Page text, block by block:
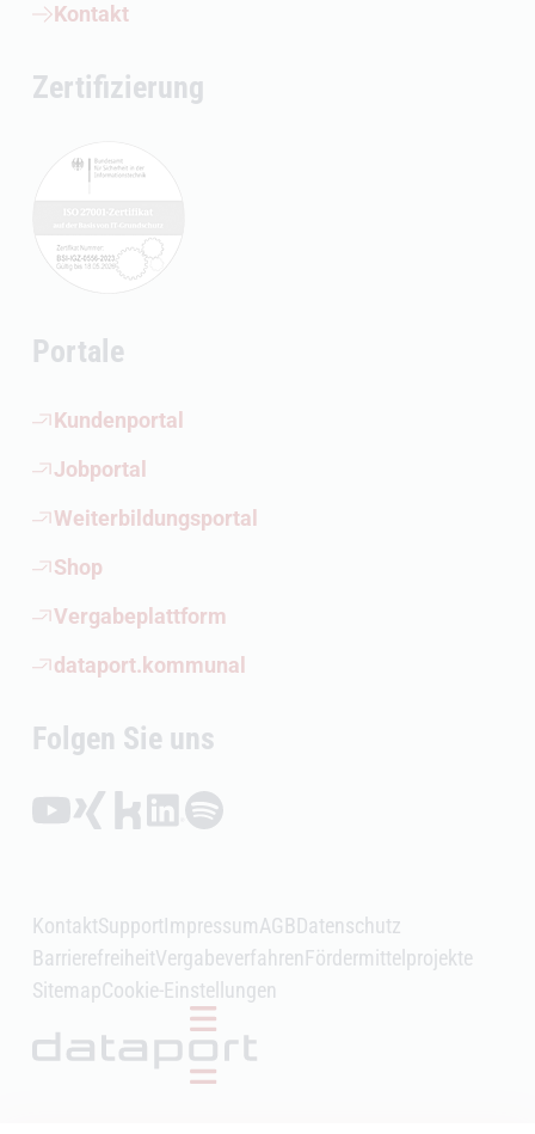
Kontakt
Zertifizierung
Portale
Kundenportal
(Öffnet externen Link)
Jobportal
(Öffnet externen Link)
Weiterbildungsportal
(Öffnet externen Link)
Shop
(Öffnet externen Link)
Vergabeplattform
(Öffnet externen Link)
dataport.kommunal
(Öffnet externen Link)
Folgen Sie uns
Folgen auf YouTube (Öffnet externen Link)
Folgen auf Xing (Öffnet externen Link)
Folgen auf Kununu (Öffnet externen Link)
Folgen auf LinkedIn (Öffnet externen Link)
Folgen auf Spotify (Öffnet externen Link)
KontaktSupportImpressumAGBDatenschutz
BarrierefreiheitVergabeverfahrenFördermittelprojekte
SitemapCookie-Einstellungen